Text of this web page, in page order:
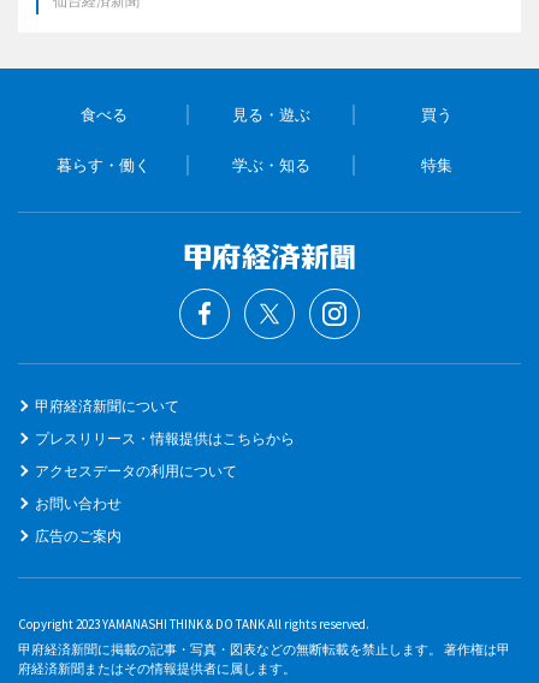
食べる 見る・遊ぶ 買う
暮らす・働く 学ぶ・知る 特集
甲府経済新聞について
プレスリリース・情報提供はこちらから
アクセスデータの利用について
お問い合わせ
広告のご案内
Copyright 2023 YAMANASHI THINK & DO TANK All rights reserved.
甲府経済新聞に掲載の記事・写真・図表などの無断転載を禁止します。 著作権は甲
府経済新聞またはその情報提供者に属します。